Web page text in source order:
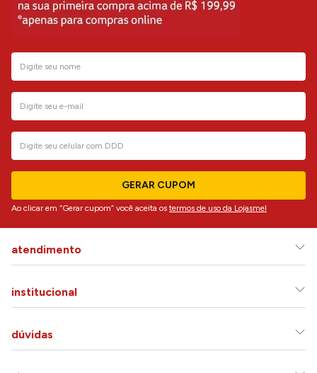
GERAR CUPOM
Ao clicar em “Gerar cupom” você aceita os termos de uso da Lojasmel
atendimento
institucional
dúvidas